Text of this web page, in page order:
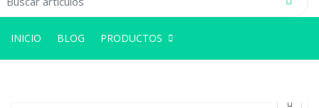
INICIO BLOG PRODUCTOS